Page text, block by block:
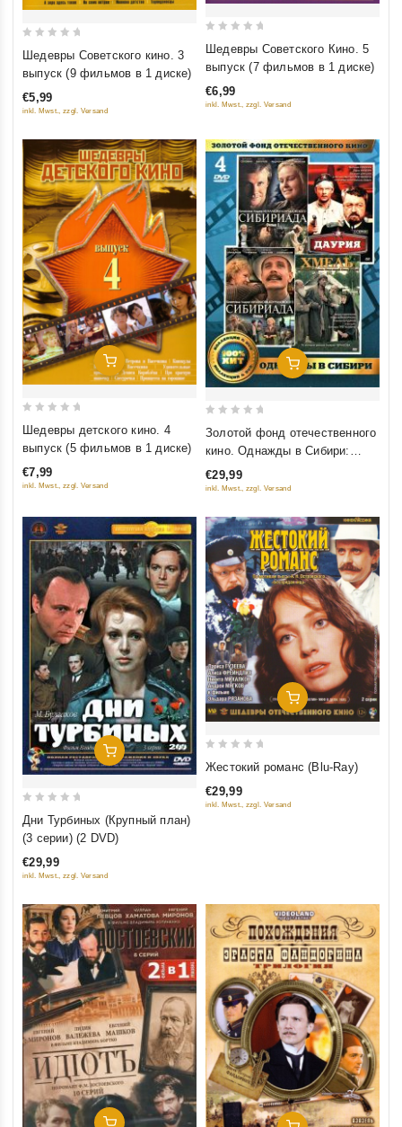
out
5
Шедевры Советского кино. 3
выпуск (9 фильмов в 1 диске)
€5,99
inkl. Mwst., zzgl. Versand
out
5
Шедевры Советского Кино. 5
выпуск (7 фильмов в 1 диске)
€6,99
inkl. Mwst., zzgl. Versand
Добавить В Корзину
out
5
Шедевры детского кино. 4
выпуск (5 фильмов в 1 диске)
€7,99
inkl. Mwst., zzgl. Versand
Добавить В Корзину
5
Золотой фонд отечественного
кино. Однажды в Сибири:
Сибириада (Фильм 1-2);
Даурия; Хмель (4 DVD)
€29,99
inkl. Mwst., zzgl. Versand
Добавить В Корзину
out
5
Дни Турбиных (Крупный план)
(3 серии) (2 DVD)
€29,99
inkl. Mwst., zzgl. Versand
Добавить В Корзину
of
Жестокий романс (Blu-Ray)
€29,99
inkl. Mwst., zzgl. Versand
Добавить В Корзину